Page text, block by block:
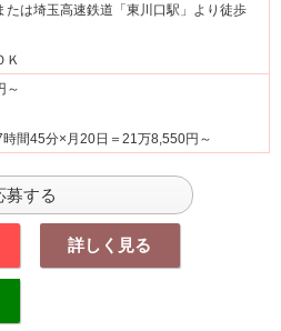
たは埼玉高速鉄道「東川口駅」より徒歩
Ｋ
～
間45分×月20日＝21万8,550円～
募する
詳しく見る